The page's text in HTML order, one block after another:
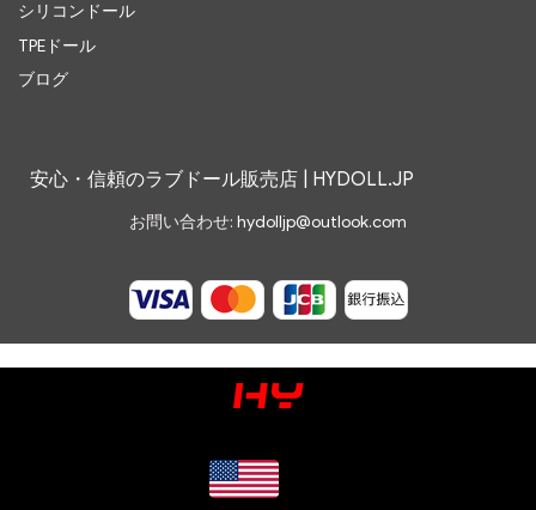
シリコンドール
TPEドール
ブログ
安心・信頼のラブドール販売店 | HYDOLL.JP
お問い合わせ: hydolljp@outlook.com